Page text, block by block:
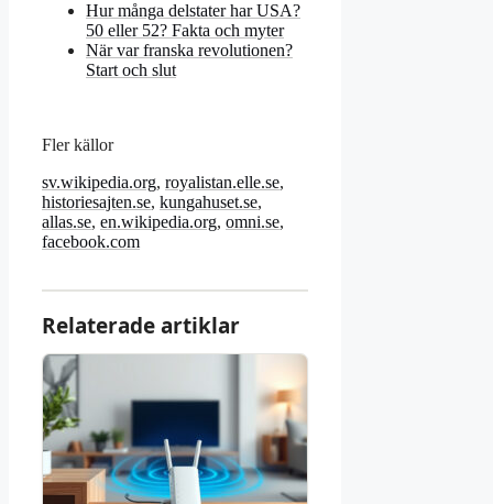
Hur många delstater har USA?
50 eller 52? Fakta och myter
När var franska revolutionen?
Start och slut
Fler källor
sv.wikipedia.org, royalistan.elle.se,
historiesajten.se, kungahuset.se,
allas.se, en.wikipedia.org, omni.se,
facebook.com
Relaterade artiklar